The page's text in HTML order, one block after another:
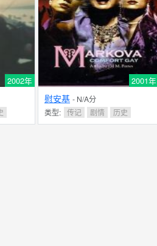
2002年 2001年
慰安基 - N/A分
类型: 传记 剧情 历史